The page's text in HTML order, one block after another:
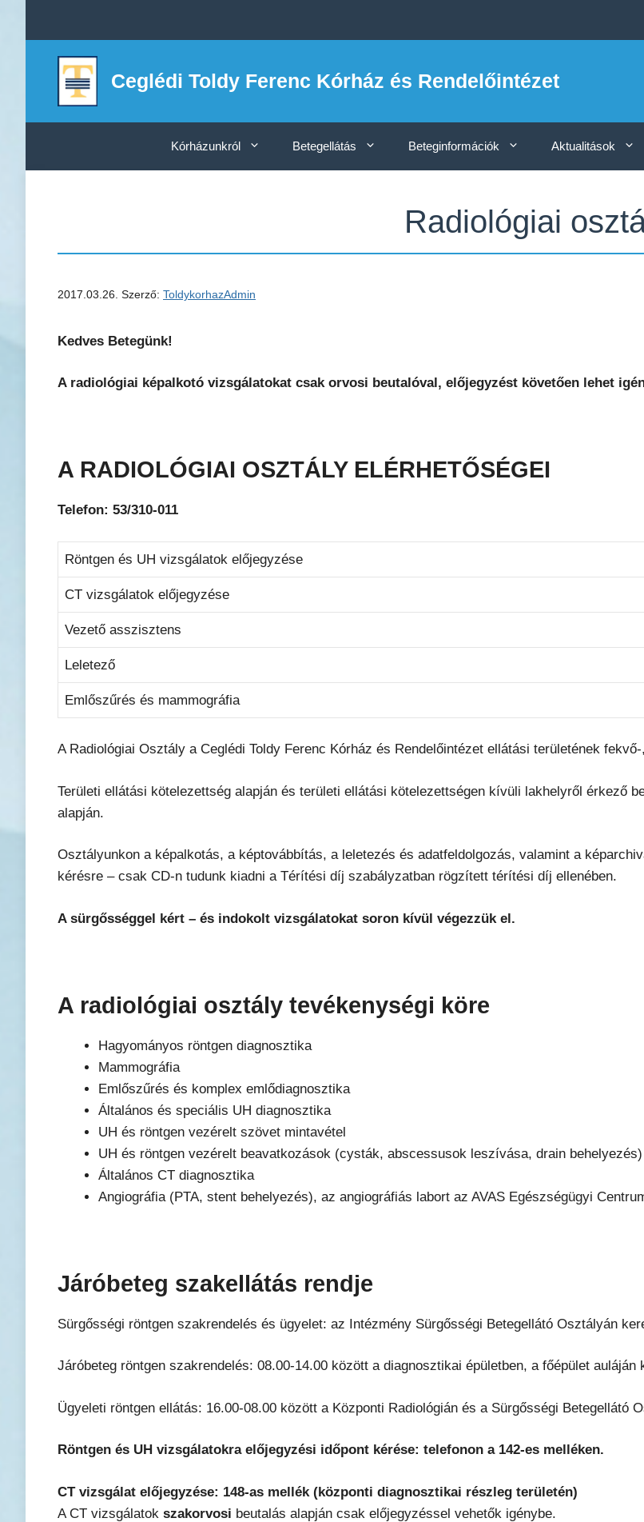
tartalomba
Ceglédi Toldy Ferenc Kórház és Rendelőintézet
Kórházunkról Betegellátás Beteginformációk Aktualitások
Radiológiai
2017.03.26. Szerző: ToldykorhazAdmin
Kedves Betegünk!
A radiológiai képalkotó vizsgálatokat csak orvosi beutalóval, előjegyzést követően lehet
A RADIOLÓGIAI OSZTÁLY ELÉRHETŐSÉGEI
Telefon: 53/310-011
Röntgen és UH vizsgálatok előjegyzése
CT vizsgálatok előjegyzése
Vezető asszisztens
Leletező
Emlőszűrés és mammográfia
A Radiológiai Osztály a Ceglédi Toldy Ferenc Kórház és Rendelőintézet ellátási területének
Területi ellátási kötelezettség alapján és területi ellátási kötelezettségen kívüli lakhelyről érkező
alapján.
Osztályunkon a képalkotás, a képtovábbítás, a leletezés és adatfeldolgozás, valamint a
kérésre – csak CD-n tudunk kiadni a Térítési díj szabályzatban rögzített térítési díj ellenében.
A sürgősséggel kért – és indokolt vizsgálatokat soron kívül végezzük el.
A radiológiai osztály tevékenységi köre
Hagyományos röntgen diagnosztika
Mammográfia
Emlőszűrés és komplex emlődiagnosztika
Általános és speciális UH diagnosztika
UH és röntgen vezérelt szövet mintavétel
UH és röntgen vezérelt beavatkozások (cysták, abscessusok leszívása, drain behelyezés)
Általános CT diagnosztika
Angiográfia (PTA, stent behelyezés), az angiográfiás labort az AVAS Egészségügyi
Járóbeteg szakellátás rendje
Sürgősségi röntgen szakrendelés és ügyelet: az Intézmény Sürgősségi Betegellátó Osztályán
Járóbeteg röntgen szakrendelés: 08.00-14.00 között a diagnosztikai épületben, a főépület
Ügyeleti röntgen ellátás: 16.00-08.00 között a Központi Radiológián és a Sürgősségi Betegellátó
Röntgen és UH vizsgálatokra előjegyzési időpont kérése: telefonon a 142-es melléken.
CT vizsgálat előjegyzése: 148-as mellék (központi diagnosztikai részleg területén)
A CT vizsgálatok szakorvosi beutalás alapján csak előjegyzéssel vehetők igénybe.